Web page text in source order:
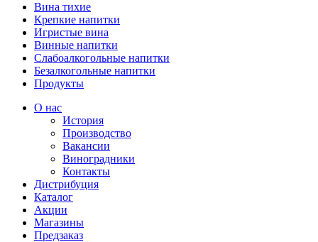
Вина тихие
Крепкие напитки
Игристые вина
Винные напитки
Слабоалкогольные напитки
Безалкогольные напитки
Продукты
О нас
История
Производство
Вакансии
Виноградники
Контакты
Дистрибуция
Каталог
Акции
Магазины
Предзаказ